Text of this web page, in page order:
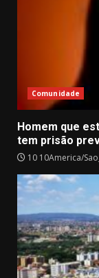
Comunidade
Homem que
tem prisão
10 10America/